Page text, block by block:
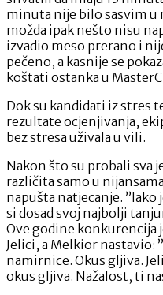
minuta nije bilo sasvim u
možda ipak nešto nisu
izvadio meso prerano i
pečeno, a kasnije se
koštati ostanka u
Dok su kandidati iz stres
rezultate ocjenjivanja,
bez stresa uživala u vili.
Nakon što su probali sva
različita samo u
napušta natjecanje. ”Iako
si dosad svoj najbolji
Ove godine konkurencija
Jelici, a Melkior nastavio:
namirnice. Okus gljiva.
okus gljiva. Nažalost, ti